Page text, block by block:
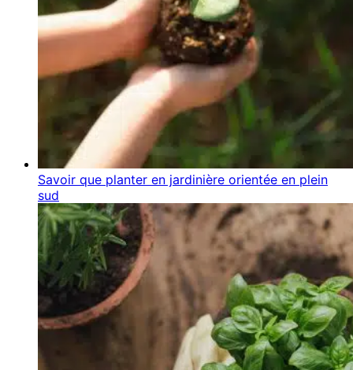
Savoir que planter en jardinière orientée en plein
sud